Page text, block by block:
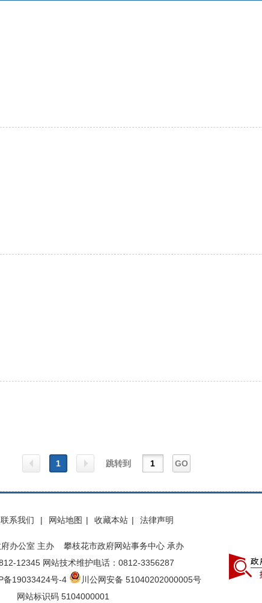
页
1
页
跳转到 GO
联系我们 | 网站地图 | 收藏本站 | 法律声明
府办公室 主办 攀枝花市政府网站事务中心 承办
12345 网站技术维护电话：0812-3356287
备19033424号-4
川公网安备 51040202000005号
网站标识码 5104000001